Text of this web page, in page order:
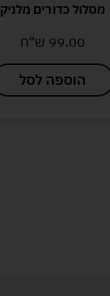
מסלול כדורים מלניק
99.00 ש"ח
הוספה לסל